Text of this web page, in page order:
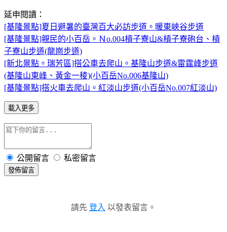
延申閱讀：
[基隆景點]夏日避暑的臺灣百大必訪步道。暖東峽谷步道
[基隆景點]親民的小百岳。Ｎo.004槓子寮山&槓子寮砲台、槓
子寮山步道(龍崗步道)
[新北景點。瑞芳區]搭公車去爬山。基隆山步道&雷霆峰步道
(基隆山東峰、黃金一稜)(小百岳No.006基隆山)
[基隆景點]搭火車去爬山。紅淡山步道(小百岳No.007紅淡山)
載入更多
公開留言 私密留言
發佈留言
請先 登入 以發表留言。